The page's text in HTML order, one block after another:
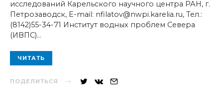
исследований Карельского научного центра РАН, г.
Петрозаводск, E-mail: nfilatov@nwpi.karelia.ru, Тел.:
(8142)55-34-71 Институт водных проблем Севера
(ИВПС)…
ЧИТАТЬ
ПОДЕЛИТЬСЯ